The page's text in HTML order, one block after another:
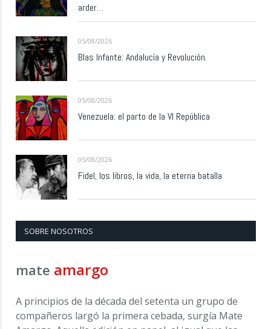
arder…
05/08/2026
Blas Infante: Andalucía y Revolución.
05/08/2026
Venezuela: el parto de la VI República
05/08/2026
Fidel, los libros, la vida, la eterna batalla
SOBRE NOSOTROS
mate amargo
A principios de la década del setenta un grupo de
compañeros largó la primera cebada, surgía Mate